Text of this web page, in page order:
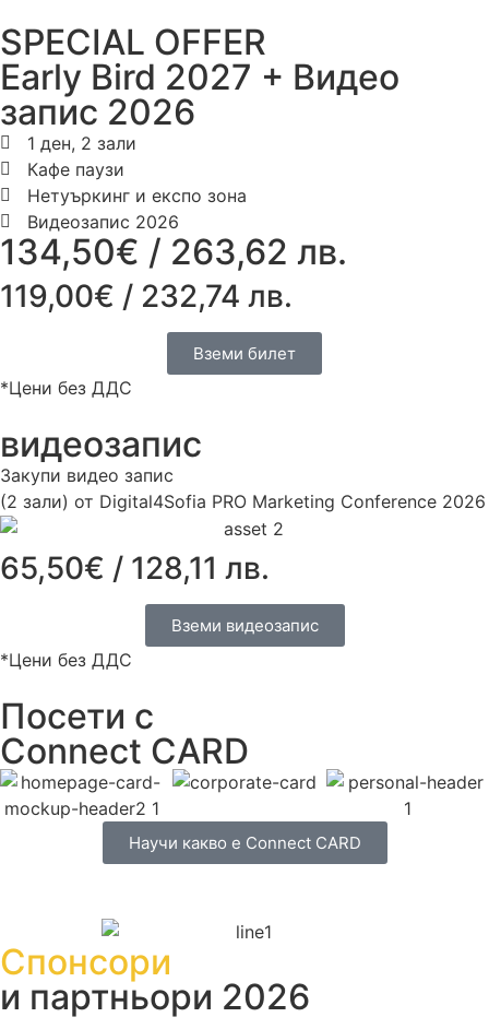
SPECIAL OFFER
Early Bird 2027 + Видео
запис 2026
1 ден, 2 зали
Кафе паузи
Нетуъркинг и експо зона
Видеозапис 2026
134,50€ / 263,62 лв.
119,00€ / 232,74 лв.
Вземи билет
*Цени без ДДС
видеозапис
Закупи видео запис
(2 зали) от Digital4Sofia PRO Marketing Conference 2026
65,50€ / 128,11 лв.
Вземи видеозапис
*Цени без ДДС
Посети с
Connect CARD
Научи какво е Connect CARD
Спонсори
и партньори 2026